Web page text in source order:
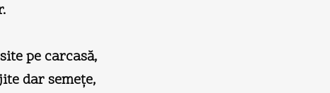
pe carcasă,
dar semeţe,